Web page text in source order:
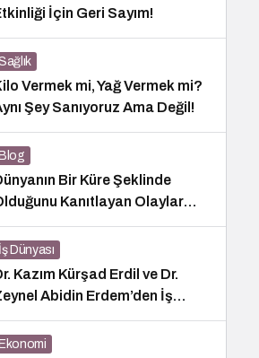
İçin Geri Sayım!
Vermek mi, Yağ Vermek mi?
Şey Sanıyoruz Ama Değil!
Blog
Bir Küre Şeklinde
Kanıtlayan Olaylar
İş Dünyası
Kazım Kürşad Erdil ve Dr.
Abidin Erdem’den İş
Buluşması
Ekonomi